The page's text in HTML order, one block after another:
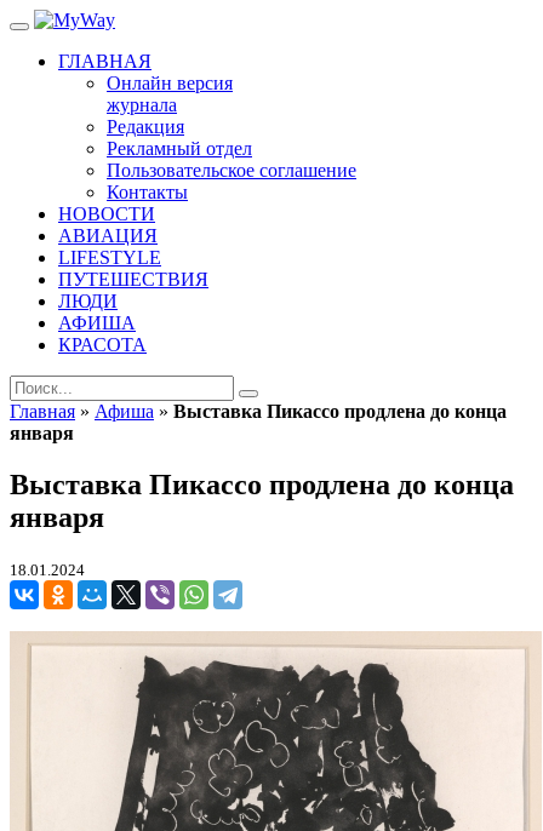
ГЛАВНАЯ
Онлайн версия
журнала
Редакция
Рекламный отдел
Пользовательское соглашение
Контакты
НОВОСТИ
АВИАЦИЯ
LIFESTYLE
ПУТЕШЕСТВИЯ
ЛЮДИ
АФИША
КРАСОТА
Главная » Афиша » Выставка Пикассо продлена до конца
января
Выставка Пикассо продлена до конца
января
18.01.2024